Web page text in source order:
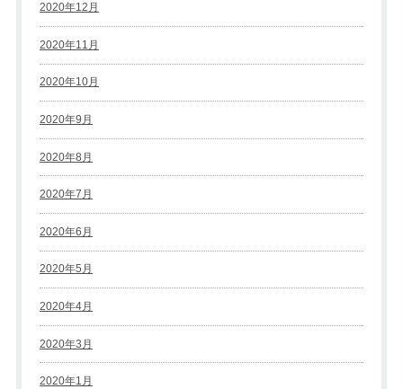
2020年12月
2020年11月
2020年10月
2020年9月
2020年8月
2020年7月
2020年6月
2020年5月
2020年4月
2020年3月
2020年1月